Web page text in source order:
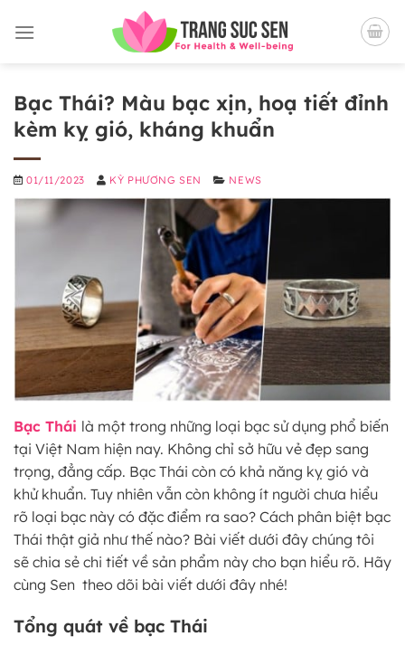
qua
Bạc Thái? Màu bạc xịn, hoạ tiết đỉnh
kèm kỵ gió, kháng khuẩn
01/11/2023 KỲ PHƯƠNG SEN NEWS
Bạc Thái là một trong những loại bạc sử dụng phổ biến
tại Việt Nam hiện nay. Không chỉ sở hữu vẻ đẹp sang
trọng, đẳng cấp. Bạc Thái còn có khả năng kỵ gió và
khử khuẩn. Tuy nhiên vẫn còn không ít người chưa hiểu
rõ loại bạc này có đặc điểm ra sao? Cách phân biệt bạc
Thái thật giả như thế nào? Bài viết dưới đây chúng tôi
sẽ chia sẻ chi tiết về sản phẩm này cho bạn hiểu rõ. Hãy
cùng Sen theo dõi bài viết dưới đây nhé!
Tổng quát về bạc Thái